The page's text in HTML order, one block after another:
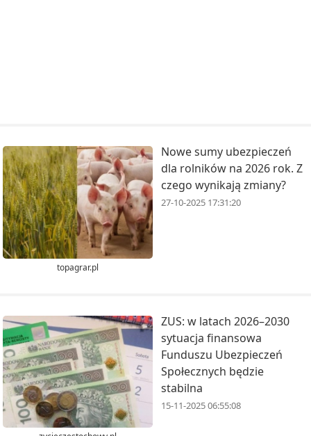
topagrar.pl
Nowe sumy ubezpieczeń
dla rolników na 2026 rok. Z
czego wynikają zmiany?
27-10-2025 17:31:20
ZUS: w latach 2026–2030
sytuacja finansowa
Funduszu Ubezpieczeń
Społecznych będzie
stabilna
15-11-2025 06:55:08